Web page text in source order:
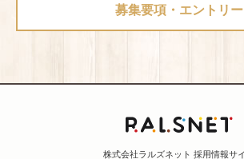
募集要項・エントリー